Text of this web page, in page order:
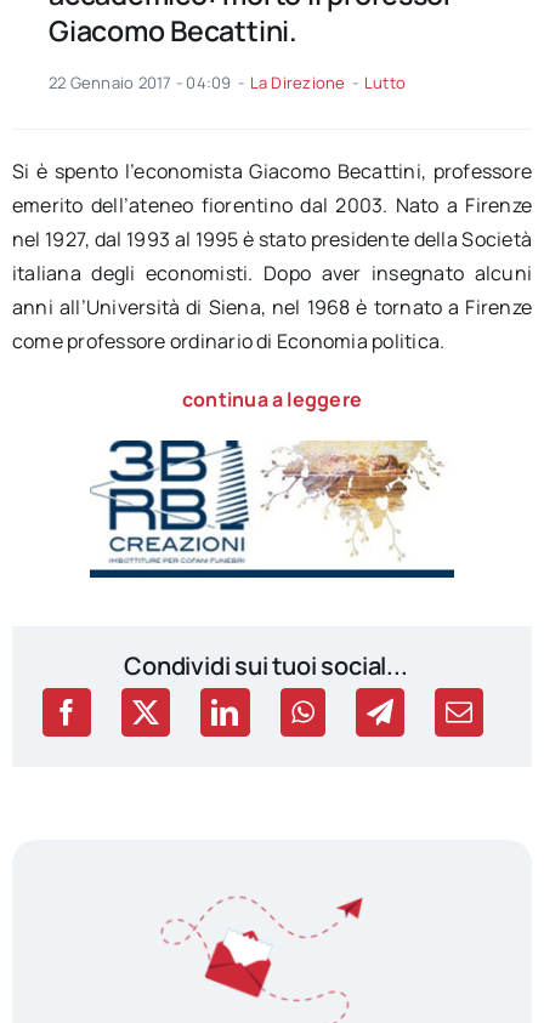
Giacomo Becattini.
22 Gennaio 2017 - 04:09 - La Direzione - Lutto
Si è spento l’economista Giacomo Becattini, professore
emerito dell’ateneo fiorentino dal 2003. Nato a Firenze
nel 1927, dal 1993 al 1995 è stato presidente della Società
italiana degli economisti. Dopo aver insegnato alcuni
anni all’Università di Siena, nel 1968 è tornato a Firenze
come professore ordinario di Economia politica.
continua a leggere
Condividi sui tuoi social...